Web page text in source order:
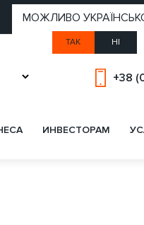
МОЖЛИВО
ТАК НІ
+38
ИНВЕСТОРАМ